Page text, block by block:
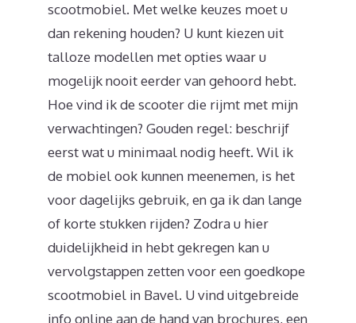
scootmobiel. Met welke keuzes moet u
dan rekening houden? U kunt kiezen uit
talloze modellen met opties waar u
mogelijk nooit eerder van gehoord hebt.
Hoe vind ik de scooter die rijmt met mijn
verwachtingen? Gouden regel: beschrijf
eerst wat u minimaal nodig heeft. Wil ik
de mobiel ook kunnen meenemen, is het
voor dagelijks gebruik, en ga ik dan lange
of korte stukken rijden? Zodra u hier
duidelijkheid in hebt gekregen kan u
vervolgstappen zetten voor een goedkope
scootmobiel in Bavel. U vind uitgebreide
info online aan de hand van brochures, een